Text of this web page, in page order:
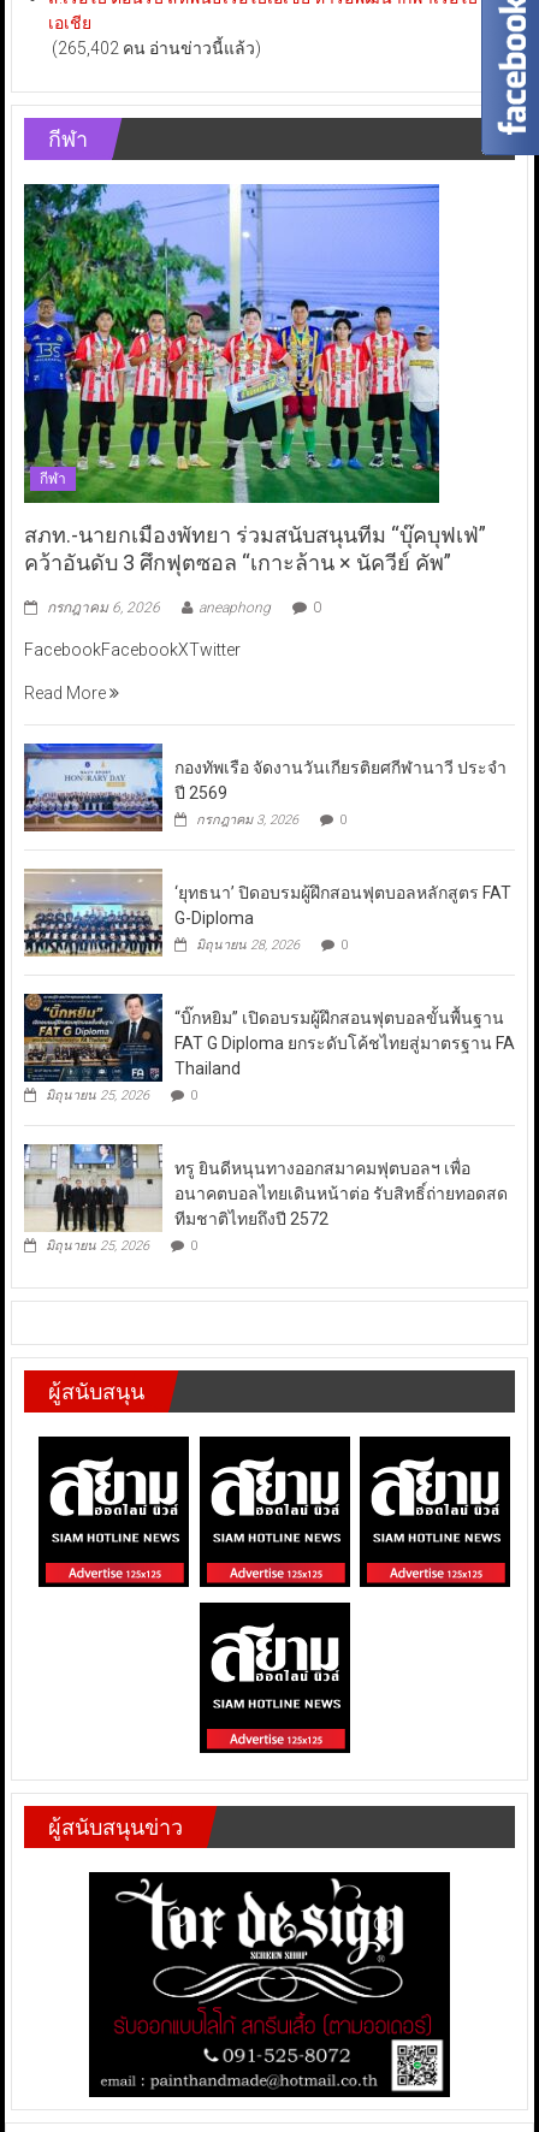
เอเชีย
(265,402 คน อ่านข่าวนี้แล้ว)
กีฬา
กีฬา
สภท.-นายกเมืองพัทยา ร่วมสนับสนุนทีม “บุ๊คบุฟเฟ่”
คว้าอันดับ 3 ศึกฟุตซอล “เกาะล้าน × นัควีย์ คัพ”
กรกฎาคม 6, 2026 aneaphong 0
FacebookFacebookXTwitter
Read More
กองทัพเรือ จัดงานวันเกียรติยศกีฬานาวี ประจำ
ปี 2569
กรกฎาคม 3, 2026 0
‘ยุทธนา’ ปิดอบรมผู้ฝึกสอนฟุตบอลหลักสูตร FAT
G-Diploma
มิถุนายน 28, 2026 0
“บิ๊กหยิม” เปิดอบรมผู้ฝึกสอนฟุตบอลขั้นพื้นฐาน
FAT G Diploma ยกระดับโค้ชไทยสู่มาตรฐาน FA
Thailand
มิถุนายน 25, 2026 0
ทรู ยินดีหนุนทางออกสมาคมฟุตบอลฯ เพื่อ
อนาคตบอลไทยเดินหน้าต่อ รับสิทธิ์ถ่ายทอดสด
ทีมชาติไทยถึงปี 2572
มิถุนายน 25, 2026 0
ผู้สนับสนุน
ผู้สนับสนุนข่าว